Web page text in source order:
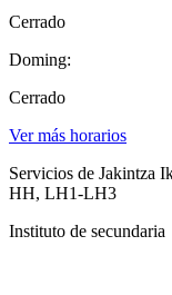
Cerrado
Doming:
Cerrado
Ver más horarios
Servicios de Jakintza
HH, LH1-LH3
Instituto de secundaria